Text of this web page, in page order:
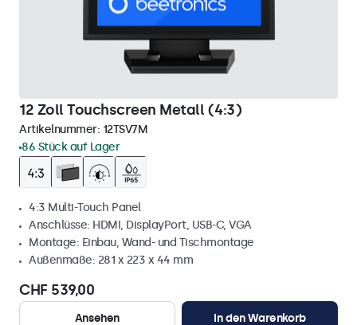
12 Zoll Touchscreen Metall (4:3)
Artikelnummer: 12TSV7M
86 Stück auf Lager
4:3 Multi-Touch Panel
Anschlüsse: HDMI, DisplayPort, USB-C, VGA
Montage: Einbau, Wand- und Tischmontage
Außenmaße: 281 x 223 x 44 mm
CHF 539,00
Ansehen In den Warenkorb